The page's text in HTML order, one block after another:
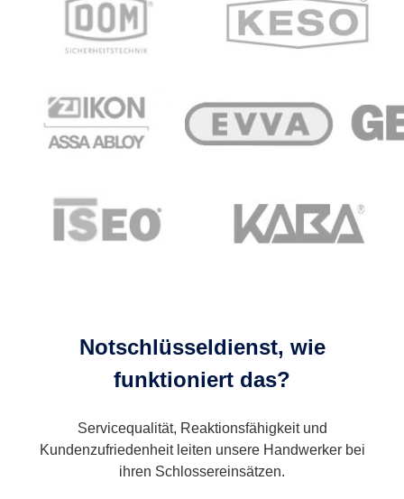
Notschlüsseldienst, wie
funktioniert das?
Servicequalität, Reaktionsfähigkeit und
Kundenzufriedenheit leiten unsere Handwerker bei
ihren Schlossereinsätzen.